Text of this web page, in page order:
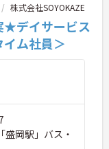
株式会社SOYOKAZE
★デイサービス
ム社員＞
盛岡駅」バス・